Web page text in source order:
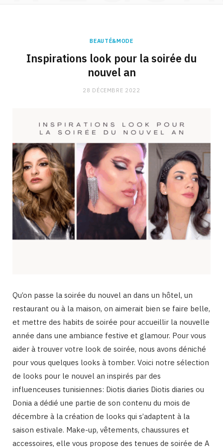
BEAUTÉ&MODE
Inspirations look pour la soirée du
nouvel an
28 DÉCEMBRE 2022
Qu’on passe la soirée du nouvel an dans un hôtel, un
restaurant ou à la maison, on aimerait bien se faire belle,
et mettre des habits de soirée pour accueillir la nouvelle
année dans une ambiance festive et glamour. Pour vous
aider à trouver votre look de soirée, nous avons déniché
pour vous quelques looks à tomber. Voici notre sélection
de looks pour le nouvel an inspirés par des
influenceuses tunisiennes: Diotis diaries Diotis diaries ou
Donia a dédié une partie de son contenu du mois de
décembre à la création de looks qui s’adaptent à la
saison estivale. Make-up, vêtements, chaussures et
accessoires, elle vous propose des tenues de soirée de A